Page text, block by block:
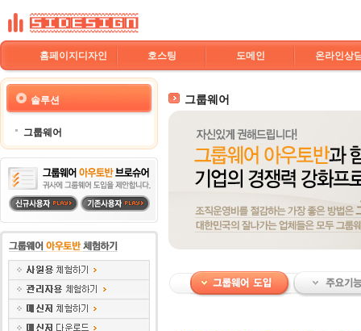
홈페이지디자인 호스팅 도메인 온라인상
솔루션
그룹웨어
그룹웨어